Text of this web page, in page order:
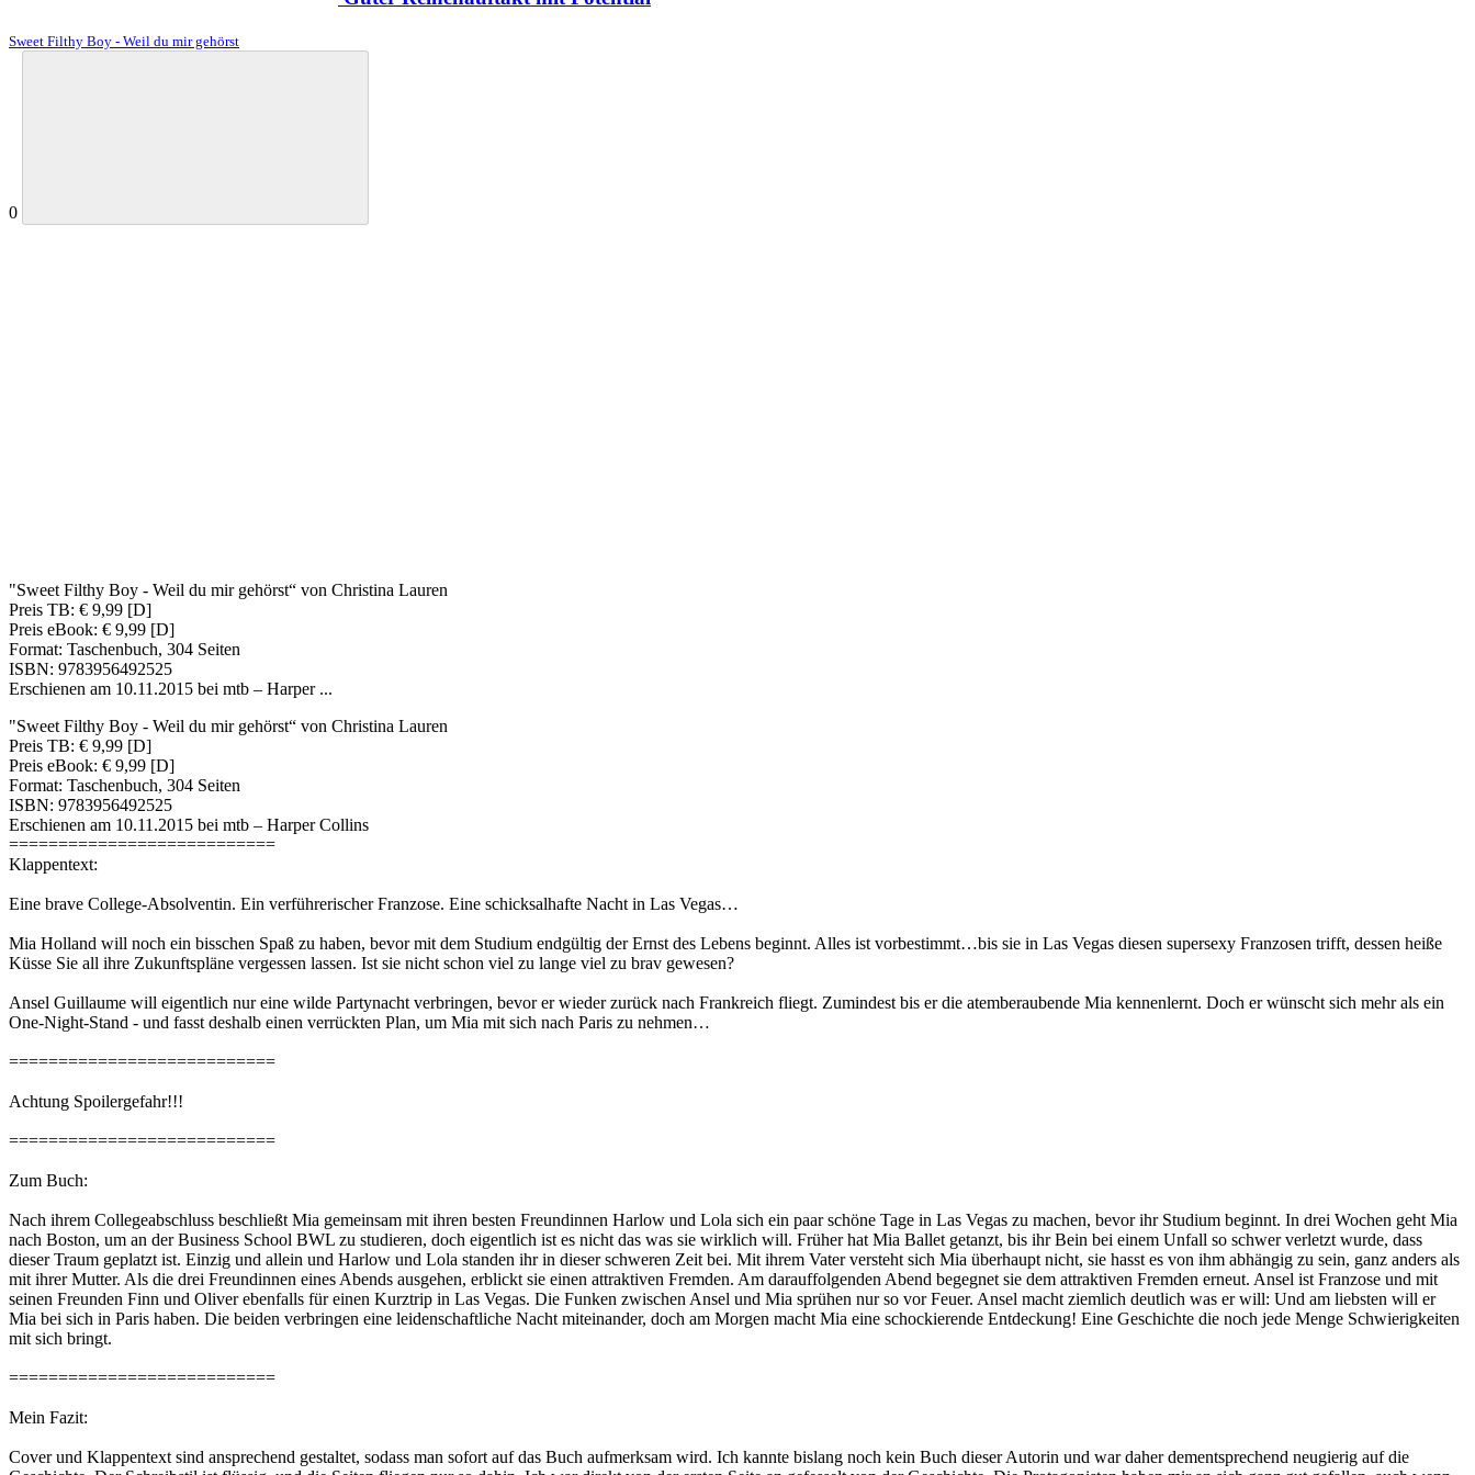
Sweet Filthy Boy - Weil du mir gehörst
0
"Sweet Filthy Boy - Weil du mir gehörst“ von Christina Lauren
Preis TB: € 9,99 [D]
Preis eBook: € 9,99 [D]
Format: Taschenbuch, 304 Seiten
ISBN: 9783956492525
Erschienen am 10.11.2015 bei mtb – Harper ...
"Sweet Filthy Boy - Weil du mir gehörst“ von Christina Lauren
Preis TB: € 9,99 [D]
Preis eBook: € 9,99 [D]
Format: Taschenbuch, 304 Seiten
ISBN: 9783956492525
Erschienen am 10.11.2015 bei mtb – Harper Collins
===========================
Klappentext:
Eine brave College-Absolventin. Ein verführerischer Franzose. Eine schicksalhafte Nacht in Las Vegas…
Mia Holland will noch ein bisschen Spaß zu haben, bevor mit dem Studium endgültig der Ernst des Lebens beginnt. Alles ist vorbestimmt…bis sie in Las Vegas diesen supersexy Franzosen trifft, dessen heiße
Küsse Sie all ihre Zukunftspläne vergessen lassen. Ist sie nicht schon viel zu lange viel zu brav gewesen?
Ansel Guillaume will eigentlich nur eine wilde Partynacht verbringen, bevor er wieder zurück nach Frankreich fliegt. Zumindest bis er die atemberaubende Mia kennenlernt. Doch er wünscht sich mehr als ein
One-Night-Stand - und fasst deshalb einen verrückten Plan, um Mia mit sich nach Paris zu nehmen…
===========================
Achtung Spoilergefahr!!!
===========================
Zum Buch:
Nach ihrem Collegeabschluss beschließt Mia gemeinsam mit ihren besten Freundinnen Harlow und Lola sich ein paar schöne Tage in Las Vegas zu machen, bevor ihr Studium beginnt. In drei Wochen geht Mia
nach Boston, um an der Business School BWL zu studieren, doch eigentlich ist es nicht das was sie wirklich will. Früher hat Mia Ballet getanzt, bis ihr Bein bei einem Unfall so schwer verletzt wurde, dass
dieser Traum geplatzt ist. Einzig und allein und Harlow und Lola standen ihr in dieser schweren Zeit bei. Mit ihrem Vater versteht sich Mia überhaupt nicht, sie hasst es von ihm abhängig zu sein, ganz anders als
mit ihrer Mutter. Als die drei Freundinnen eines Abends ausgehen, erblickt sie einen attraktiven Fremden. Am darauffolgenden Abend begegnet sie dem attraktiven Fremden erneut. Ansel ist Franzose und mit
seinen Freunden Finn und Oliver ebenfalls für einen Kurztrip in Las Vegas. Die Funken zwischen Ansel und Mia sprühen nur so vor Feuer. Ansel macht ziemlich deutlich was er will: Und am liebsten will er
Mia bei sich in Paris haben. Die beiden verbringen eine leidenschaftliche Nacht miteinander, doch am Morgen macht Mia eine schockierende Entdeckung! Eine Geschichte die noch jede Menge Schwierigkeiten
mit sich bringt.
===========================
Mein Fazit:
Cover und Klappentext sind ansprechend gestaltet, sodass man sofort auf das Buch aufmerksam wird. Ich kannte bislang noch kein Buch dieser Autorin und war daher dementsprechend neugierig auf die